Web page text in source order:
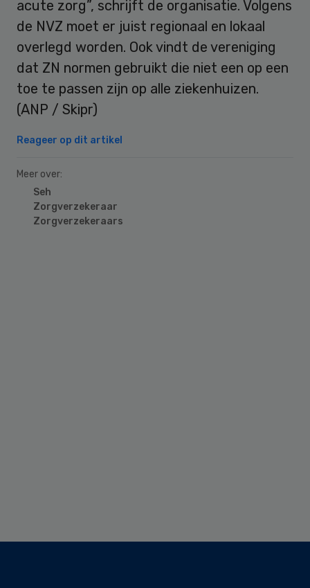
acute zorg”, schrijft de organisatie. Volgens
de NVZ moet er juist regionaal en lokaal
overlegd worden. Ook vindt de vereniging
dat ZN normen gebruikt die niet een op een
toe te passen zijn op alle ziekenhuizen.
(ANP / Skipr)
Reageer op dit artikel
Meer over:
Seh
Zorgverzekeraar
Zorgverzekeraars